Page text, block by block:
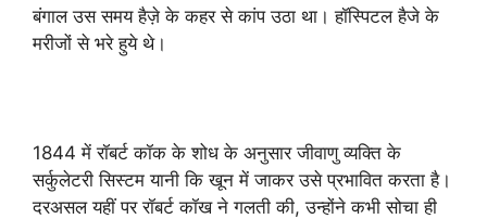
बंगाल उस समय हैज़े के कहर से कांप उठा था। हॉस्पिटल हैजे के
मरीजों से भरे हुये थे।
1844 में रॉबर्ट कॉक के शोध के अनुसार जीवाणु व्यक्ति के
सर्कुलेटरी सिस्टम यानी कि खून में जाकर उसे प्रभावित करता है।
दरअसल यहीं पर रॉबर्ट कॉख ने गलती की, उन्होंने कभी सोचा ही